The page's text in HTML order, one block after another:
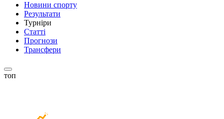
Новини спорту
Результати
Турніри
Статті
Прогнози
Трансфери
топ